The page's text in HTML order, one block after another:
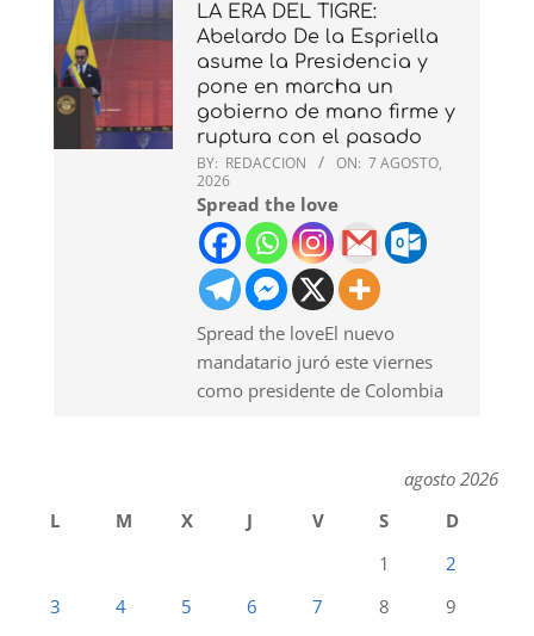
LA ERA DEL TIGRE:
Abelardo De la Espriella
asume la Presidencia y
pone en marcha un
gobierno de mano firme y
ruptura con el pasado
BY: REDACCION ON: 7 AGOSTO,
2026
Spread the love
Spread the loveEl nuevo
mandatario juró este viernes
como presidente de Colombia
agosto 2026
L
M X J V S
D
1
2
3
4 5 6 7 8
9